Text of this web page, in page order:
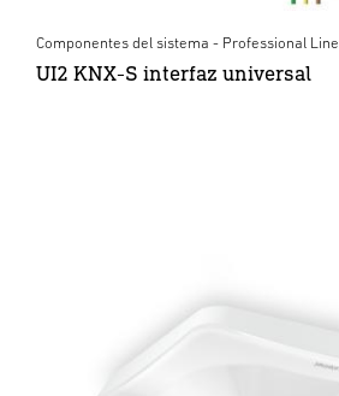
Componentes del sistema - Professional Line
UI2 KNX-S interfaz universal